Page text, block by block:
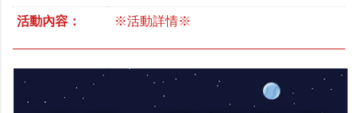
活動內容： ※活動詳情※